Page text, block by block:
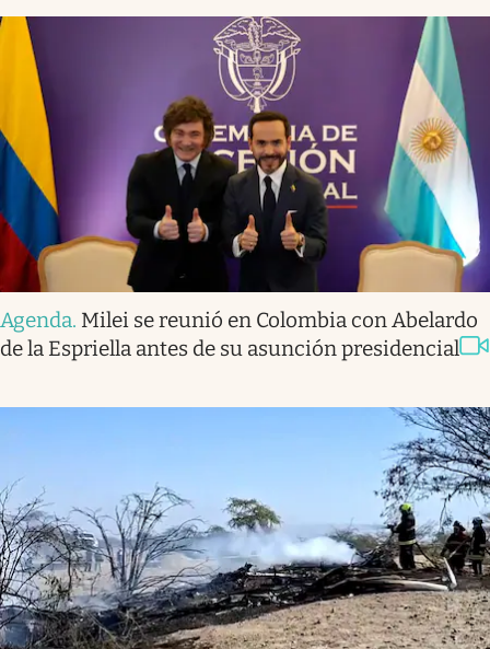
Agenda. Milei se reunió en Colombia con Abelardo
de la Espriella antes de su asunción presidencial